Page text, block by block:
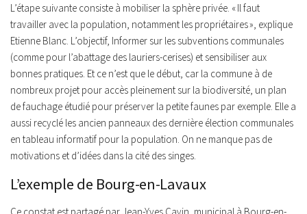
L’étape suivante consiste à mobiliser la sphère privée. « Il faut
travailler avec la population, notamment les propriétaires », explique
Etienne Blanc. L’objectif, Informer sur les subventions communales
(comme pour l’abattage des lauriers-cerises) et sensibiliser aux
bonnes pratiques. Et ce n’est que le début, car la commune à de
nombreux projet pour accès pleinement sur la biodiversité, un plan
de fauchage étudié pour préserver la petite faunes par exemple. Elle a
aussi recyclé les ancien panneaux des dernière élection communales
en tableau informatif pour la population. On ne manque pas de
motivations et d’idées dans la cité des singes.
L’exemple de Bourg-en-Lavaux
Ce constat est partagé par Jean-Yves Cavin, municipal à Bourg-en-